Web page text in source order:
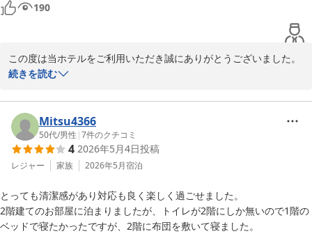
190
この度は当ホテルをご利用いただき誠にありがとうございました。
ご満足いただけましたご様子に加え、温かいお言葉を賜り大変幸甚
是非またお会いできる日を楽しみにしております。
ＭＡＫＡＩ ＫＡＭＯＧＡＷＡ ＲＥＳＯＲＴ
2026-07-13
続きを読む
Mitsu4366
50代/男性 |7件のクチコミ
4 2026年5月4日投稿
レジャー 家族 2026年5月宿泊
とっても清潔感があり対応も良く楽しく過ごせました。
2階建てのお部屋に泊まりましたが、トイレが2階にしか無いので1階の
ベッドで寝たかったですが、2階に布団を敷いて寝ました。